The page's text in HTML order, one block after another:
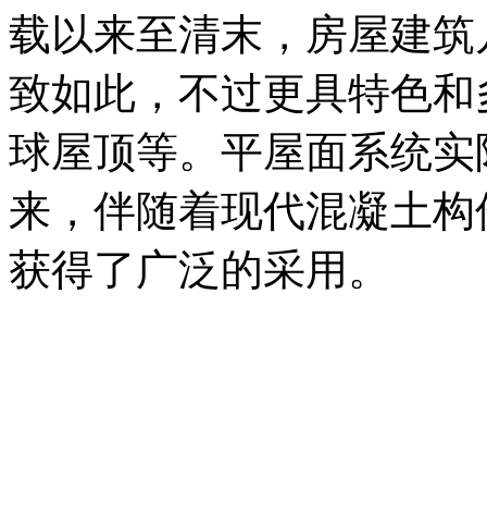
载以来至清末，房屋建
致如此，不过更具特色
球屋顶等。平屋面系统
来，伴随着现代混凝土
获得了广泛的采用。